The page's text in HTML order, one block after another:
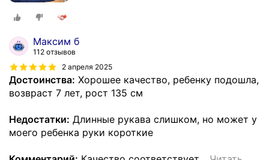
Максим б
112 отзывов
2 апреля 2025
Достоинства: Хорошее качество, ребенку подошла,
возвраст 7 лет, рост 135 см
Недостатки: Длинные рукава слишком, но может у
моего ребенка руки короткие